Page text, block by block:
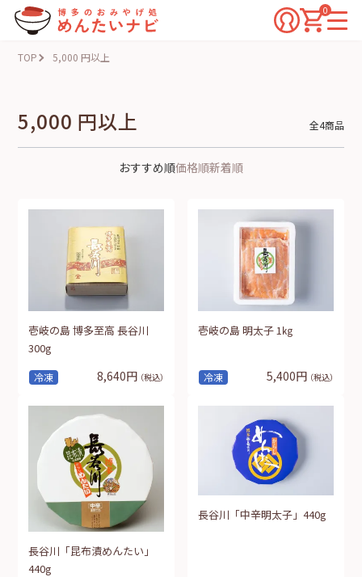
0
TOP 5,000 円以上
5,000 円以上 全4商品
おすすめ順価格順新着順
冷凍
壱岐の島 博多至高 長谷川
300g
8,640円 （税込） 冷凍
壱岐の島 明太子 1㎏
5,400円 （税込）
長谷川「昆布漬めんたい」
440g
長谷川「中辛明太子」440g